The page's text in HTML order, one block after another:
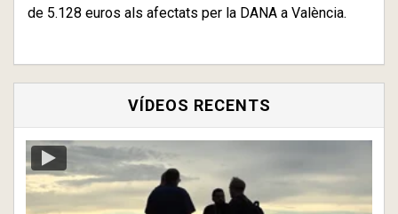
de 5.128 euros als afectats per la DANA a València.
VÍDEOS RECENTS